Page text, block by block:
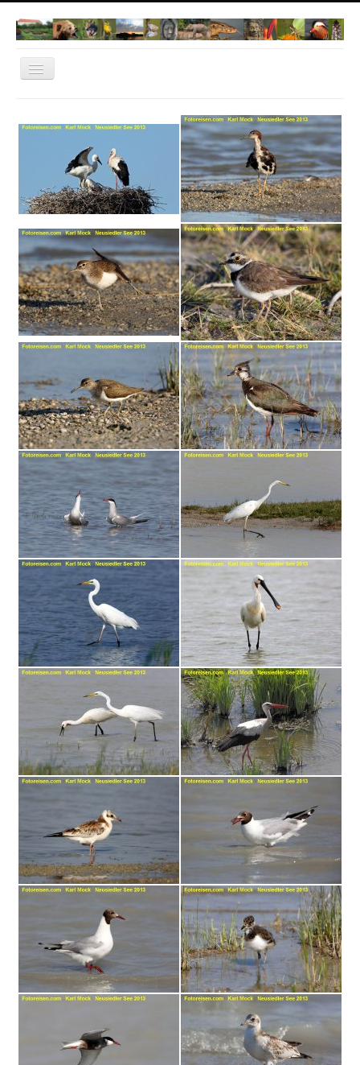
Navigation
Norwegen 2022
Natur Fotos
Thailand
Bangkok
Cambodia
Vietnam
IT-Dachau